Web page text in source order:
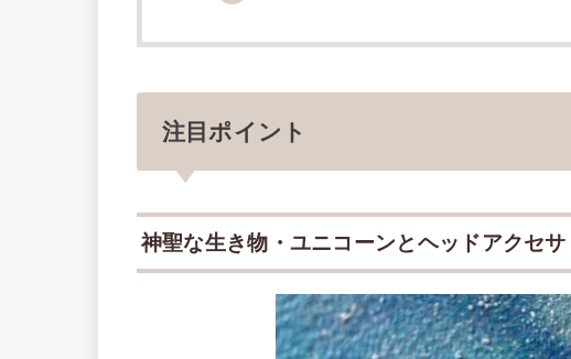
注目ポイント
神聖な生き物・ユニコーンとヘッドアクセサ